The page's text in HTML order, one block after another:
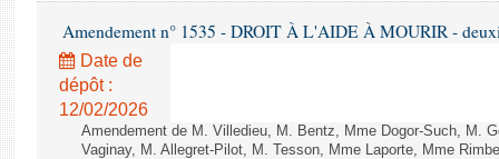
Amendement n° 1535 - DROIT À L'AIDE À MOURIR -
Date de
dépôt :
12/02/2026
Amendement de M. Villedieu, M. Bentz, Mme Dogor-Such, M.
Vaginay, M. Allegret-Pilot, M. Tesson, Mme Laporte, Mme